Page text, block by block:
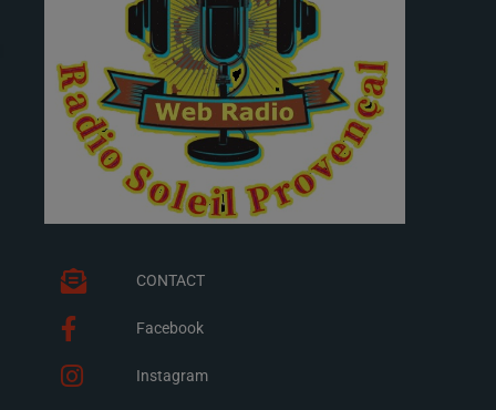
CONTACT
Facebook
Instagram